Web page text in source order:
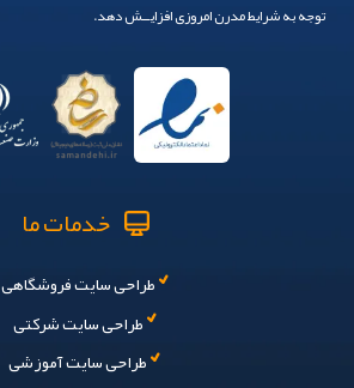
توجه به شرایط مدرن امروزی افزایــش دهد.
خدمات ما
طراحی سایت فروشگاهی
طراحی سایت شرکتی
طراحی سایت آموزشی